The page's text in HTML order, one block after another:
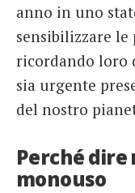
anno in uno
sensibilizzare le
ricordando loro
sia urgente
del nostro
Perché dire
monouso